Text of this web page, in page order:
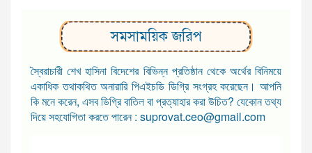
সমসাময়িক জরিপ
স্বৈরাচারী শেখ হাসিনা বিদেশের বিভিন্ন প্রতিষ্ঠান থেকে অর্থের বিনিময়ে
একাধিক তথাকথিত অনারারি পিএইচডি ডিগ্রি সংগ্রহ করেছেন। আপনি
কি মনে করেন, এসব ডিগ্রি বাতিল বা প্রত্যাহার করা উচিত? যেকোন তথ্য
দিয়ে সহযোগিতা করতে পারেন : suprovat.ceo@gmail.com